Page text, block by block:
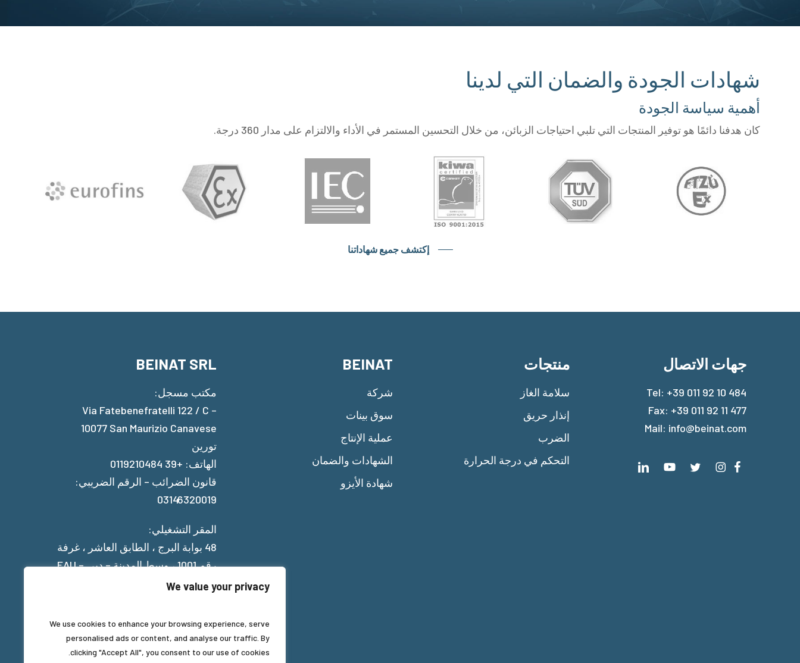
We value your privacy
We use cookies to enhance your browsing experience, serve
personalised ads or content, and analyse our traffic. By
clicking "Accept All", you consent to our use of cookies.
شهادات الجودة والضمان التي لدينا
أهمية سياسة الجودة
كان هدفنا دائمًا هو توفير المنتجات التي تلبي احتياجات الزبائن، من خلال التحسين المستمر في الأداء والالتزام على مدار 360 درجة.
إكتشف جميع شهاداتنا
BEINAT SRL
مكتب مسجل:
Via Fatebenefratelli 122 / C –
10077 San Maurizio Canavese
تورين
الهاتف: +39 0119210484
قانون الضرائب – الرقم الضريبي:
03146320019
المقر التشغيلي:
48 بوابة البرج ، الطابق العاشر ، غرفة
رقم 1001 ، وسط المدينة – دبي – EAU
Privacy Policy
BEINAT
شركة
سوق بينات
عملية الإنتاج
الشهادات والضمان
شهادة الأيزو
منتجات
سلامة الغاز
إنذار حريق
الضرب
التحكم في درجة الحرارة
جهات الاتصال
Tel: +39 011 92 10 484
Fax: +39 011 92 11 477
Mail: info@beinat.com